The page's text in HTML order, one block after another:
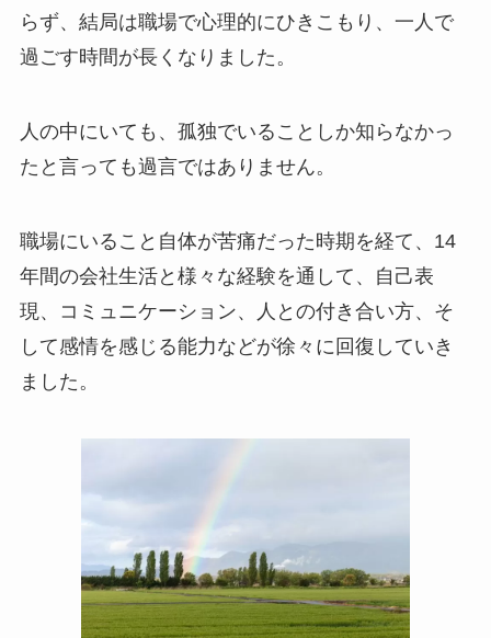
らず、結局は職場で心理的にひきこもり、一人で
過ごす時間が長くなりました。
人の中にいても、孤独でいることしか知らなかっ
たと言っても過言ではありません。
職場にいること自体が苦痛だった時期を経て、14
年間の会社生活と様々な経験を通して、自己表
現、コミュニケーション、人との付き合い方、そ
して感情を感じる能力などが徐々に回復していき
ました。